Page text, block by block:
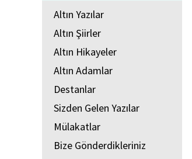
Altın Yazılar
Altın Şiirler
Altın Hikayeler
Altın Adamlar
Destanlar
Sizden Gelen Yazılar
Mülakatlar
Bize Gönderdikleriniz